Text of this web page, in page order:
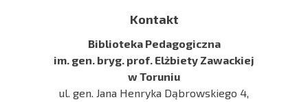
Kontakt
Biblioteka Pedagogiczna
im. gen. bryg. prof. Elżbiety Zawackiej
w Toruniu
ul. gen. Jana Henryka Dąbrowskiego 4,